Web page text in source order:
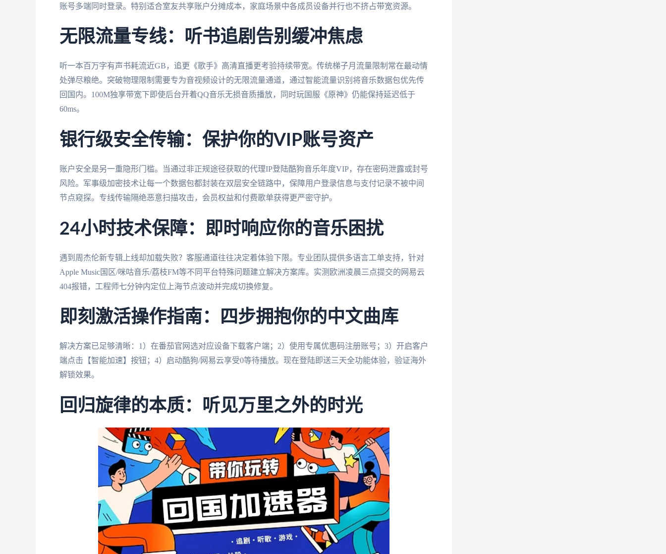
账号多端同时登录。特别适合室友共享账户分摊成本，家庭场景中各成员设备并行也不挤占带宽资源。
无限流量专线：听书追剧告别缓冲焦虑
听一本百万字有声书耗流近GB，追更《歌手》高清直播更考验持续带宽。传统梯子月流量限制常在最动情
处弹尽粮绝。突破物理限制需要专为音视频设计的无限流量通道，通过智能流量识别将音乐数据包优先传
回国内。100M独享带宽下即使后台开着QQ音乐无损音质播放，同时玩国服《原神》仍能保持延迟低于
60ms。
银行级安全传输：保护你的VIP账号资产
账户安全是另一重隐形门槛。当通过非正规途径获取的代理IP登陆酷狗音乐年度VIP，存在密码泄露或封号
风险。军事级加密技术让每一个数据包都封装在双层安全链路中，保障用户登录信息与支付记录不被中间
节点窥探。专线传输隔绝恶意扫描攻击，会员权益和付费歌单获得更严密守护。
24小时技术保障：即时响应你的音乐困扰
遇到周杰伦新专辑上线却加载失败？客服通道往往决定着体验下限。专业团队提供多语言工单支持，针对
Apple Music国区/咪咕音乐/荔枝FM等不同平台特殊问题建立解决方案库。实测欧洲凌晨三点提交的网易云
404报错，工程师七分钟内定位上海节点波动并完成切换修复。
即刻激活操作指南：四步拥抱你的中文曲库
解决方案已足够清晰：1）在番茄官网选对应设备下载客户端；2）使用专属优惠码注册账号；3）开启客户
端点击【智能加速】按钮；4）启动酷狗/网易云享受0等待播放。现在登陆即送三天全功能体验，验证海外
解锁效果。
回归旋律的本质：听见万里之外的时光